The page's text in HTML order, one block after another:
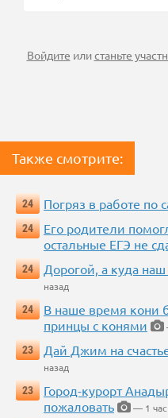
Войдите илистаньте
Также смотрите:
24 Погряз в работе по
24
Его родители
остальные ЕГЭ не
24
Дорогой, а куда
назад
24
В наше время кони
принцы с конями
23
Дай Джим на
назад
23
Город-курорт
пожаловать
— 1